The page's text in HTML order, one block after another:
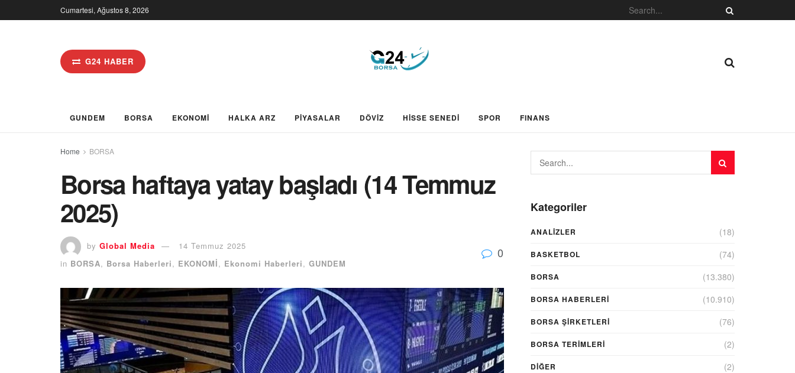
Cumartesi, Ağustos 8, 2026
G24 HABER
GUNDEM BORSA EKONOMİ HALKA ARZ PİYASALAR DÖVİZ HİSSE SENEDİ SPOR FINANS
Home BORSA
Borsa haftaya yatay başladı (14 Temmuz
2025)
by Global Media
14 Temmuz 2025
in BORSA, Borsa Haberleri, EKONOMİ, Ekonomi Haberleri, GUNDEM
0
Kategoriler
ANALIZLER (18)
BASKETBOL (74)
BORSA (13.380)
BORSA HABERLERI (10.910)
BORSA ŞIRKETLERI (76)
BORSA TERIMLERI (2)
DIĞER (2)